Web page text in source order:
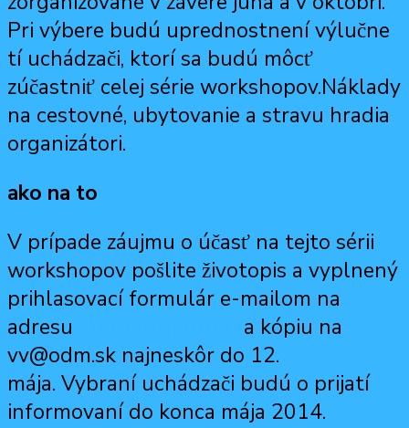
Pri výbere budú uprednostnení výlučne
tí uchádzači, ktorí sa budú môcť
zúčastniť celej série workshopov.Náklady
na cestovné, ubytovanie a stravu hradia
organizátori.
ako na to
V prípade záujmu o účasť na tejto sérii
workshopov pošlite životopis a vyplnený
prihlasovací formulár e-mailom na
adresu
a kópiu na
vv@odm.sk najneskôr do 12.
mája. Vybraní uchádzači budú o prijatí
informovaní do konca mája 2014.